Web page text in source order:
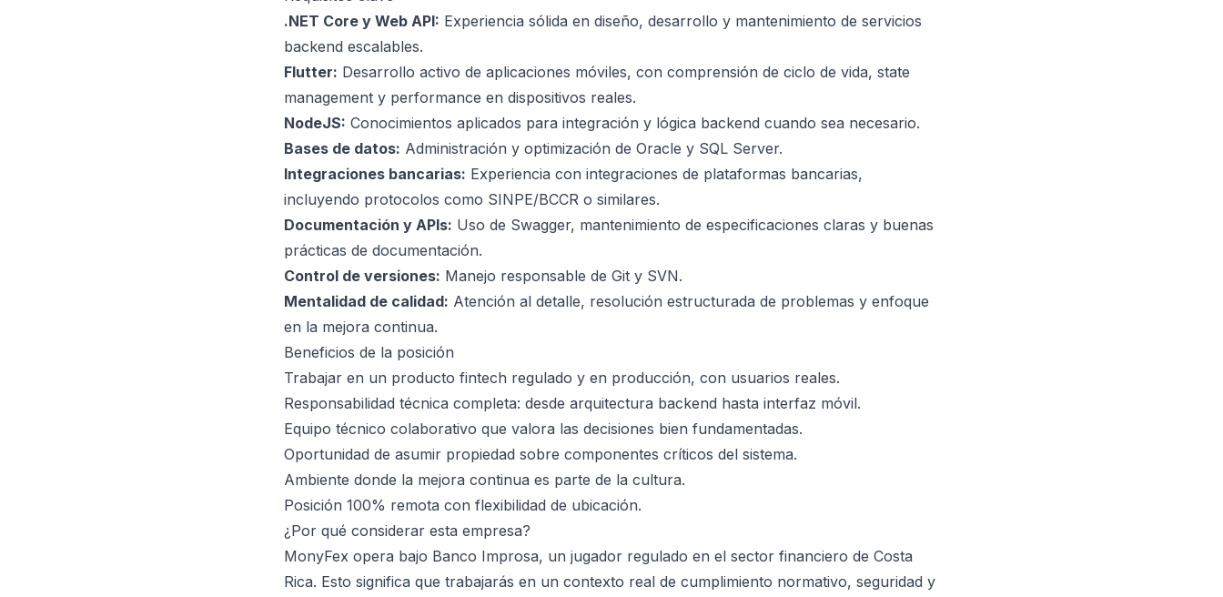
.NET Core y Web API: Experiencia sólida en diseño, desarrollo y mantenimiento de servicios
backend escalables.
Flutter: Desarrollo activo de aplicaciones móviles, con comprensión de ciclo de vida, state
management y performance en dispositivos reales.
NodeJS: Conocimientos aplicados para integración y lógica backend cuando sea necesario.
Bases de datos: Administración y optimización de Oracle y SQL Server.
Integraciones bancarias: Experiencia con integraciones de plataformas bancarias,
incluyendo protocolos como SINPE/BCCR o similares.
Documentación y APIs: Uso de Swagger, mantenimiento de especificaciones claras y buenas
prácticas de documentación.
Control de versiones: Manejo responsable de Git y SVN.
Mentalidad de calidad: Atención al detalle, resolución estructurada de problemas y enfoque
en la mejora continua.
Beneficios de la posición
Trabajar en un producto fintech regulado y en producción, con usuarios reales.
Responsabilidad técnica completa: desde arquitectura backend hasta interfaz móvil.
Equipo técnico colaborativo que valora las decisiones bien fundamentadas.
Oportunidad de asumir propiedad sobre componentes críticos del sistema.
Ambiente donde la mejora continua es parte de la cultura.
Posición 100% remota con flexibilidad de ubicación.
¿Por qué considerar esta empresa?
MonyFex opera bajo Banco Improsa, un jugador regulado en el sector financiero de Costa
Rica. Esto significa que trabajarás en un contexto real de cumplimiento normativo, seguridad y